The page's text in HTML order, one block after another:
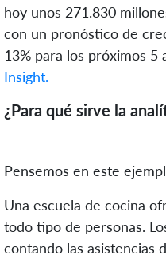
hoy unos 271.830
con un pronóstico de
13% para los próximos 5
Insight.
¿Para qué sirve la
Pensemos en este
Una escuela de cocina
todo tipo de personas.
contando las asistencias